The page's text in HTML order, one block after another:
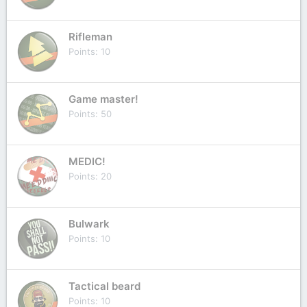
Rifleman
Points 10
Game master!
Points 50
MEDIC!
Points 20
Bulwark
Points 10
Tactical beard
Points 10